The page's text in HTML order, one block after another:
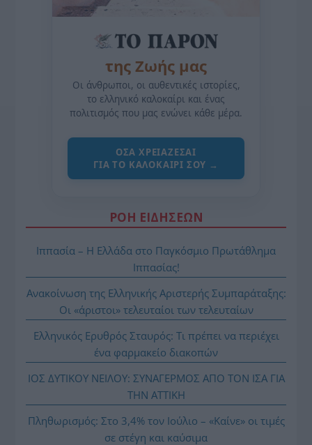
της Ζωής μας
Οι άνθρωποι, οι αυθεντικές ιστορίες,
το ελληνικό καλοκαίρι και ένας
πολιτισμός που μας ενώνει κάθε μέρα.
ΌΣΑ ΧΡΕΙΆΖΕΣΑΙ
ΓΙΑ ΤΟ ΚΑΛΟΚΑΊΡΙ ΣΟΥ →
ΡΟΗ ΕΙΔΗΣΕΩΝ
Ιππασία – Η Ελλάδα στο Παγκόσμιο Πρωτάθλημα
Ιππασίας!
Ανακοίνωση της Ελληνικής Αριστερής Συμπαράταξης:
Οι «άριστοι» τελευταίοι των τελευταίων
Ελληνικός Ερυθρός Σταυρός: Τι πρέπει να περιέχει
ένα φαρμακείο διακοπών
ΙΟΣ ΔΥΤΙΚΟΥ ΝΕΙΛΟΥ: ΣΥΝΑΓΕΡΜΟΣ ΑΠΟ ΤΟΝ ΙΣΑ ΓΙΑ
ΤΗΝ ΑΤΤΙΚΗ
Πληθωρισμός: Στο 3,4% τον Ιούλιο – «Καίνε» οι τιμές
σε στέγη και καύσιμα